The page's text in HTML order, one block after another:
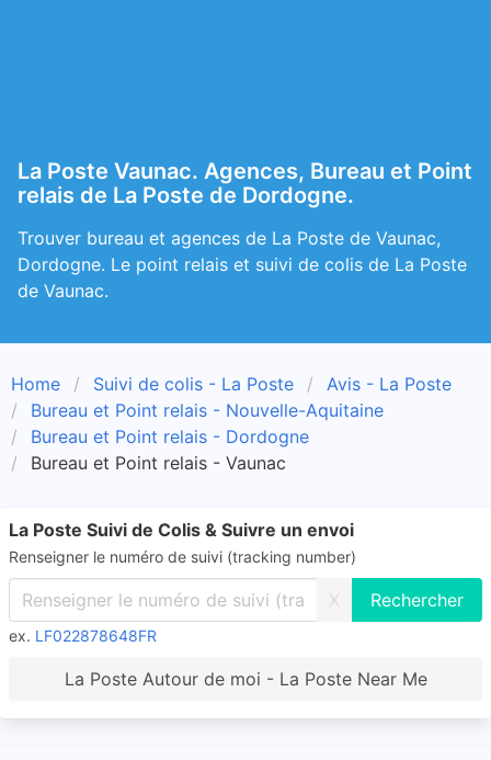
La Poste Vaunac. Agences, Bureau et Point
relais de La Poste de Dordogne.
Trouver bureau et agences de La Poste de Vaunac,
Dordogne. Le point relais et suivi de colis de La Poste
de Vaunac.
Home Suivi de colis - La Poste
Avis - La Poste
Bureau et Point relais - Nouvelle-Aquitaine
Bureau et Point relais - Dordogne
Bureau et Point relais - Vaunac
La Poste Suivi de Colis & Suivre un envoi
Renseigner le numéro de suivi (tracking number)
X
ex. LF022878648FR
La Poste Autour de moi - La Poste Near Me